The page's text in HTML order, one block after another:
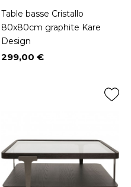
Table basse Cristallo
80x80cm graphite Kare
Design
Prix
299,00 €